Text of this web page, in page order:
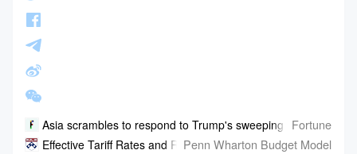
Asia scrambles to respond to Trump's sweeping Section 301
Fortune
Effective Tariff Rates and Revenues (Updated March 16,
Penn Wharton Budget Model